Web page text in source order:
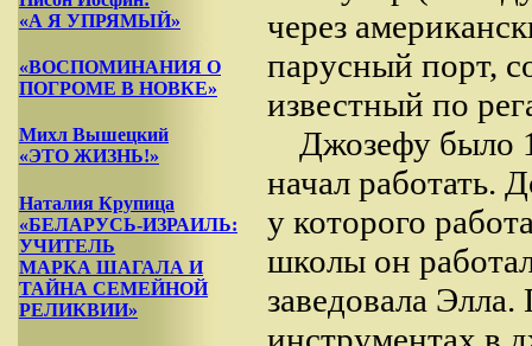
«А Я УПРЯМЫЙ»
«ВОСПОМИНАНИЯ О
ПОГРОМЕ В НОВКЕ»
Михл Вышецкий
«ЭТО ЖИЗНЬ!»
Наталия Крупица
«БЕЛАРУСЬ-ИЗРАИЛЬ:
УЧИТЕЛЬ
МАРКА ШАГАЛА И
ТАЙНА СЕМЕЙНОЙ
РЕЛИКВИИ»
через
парусный порт,
известный по
Джозефу было
начал работать.
у которого
школы он
заведовала